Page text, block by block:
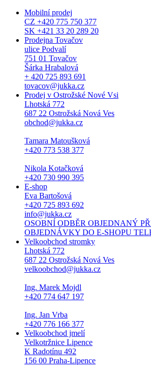
Mobilní prodej
CZ +420 775 750 377
SK +421 33 20 289 20
Prodejna Tovačov
ulice Podvalí
751 01 Tovačov
Šárka Hrabalová
+ 420 725 893 691
tovacov@jukka.cz
Prodej v Ostrožské Nové Vsi
Lhotská 772
687 22 Ostrožská Nová Ves
obchod@jukka.cz
Tamara Matoušková
+420 773 538 377
Nikola Kotačková
+420 730 990 395
E-shop
Eva Bartošová
+420 725 893 692
info@jukka.cz
OSOBNÍ ODBĚR OBJEDNANÝ
OBJEDNÁVKY DO E-SHOPU
Velkoobchod stromky
Lhotská 772
687 22 Ostrožská Nová Ves
velkoobchod@jukka.cz
Ing. Marek Mojdl
+420 774 647 197
Ing. Jan Vrba
+420 776 166 377
Velkoobchod jmelí
Velkotržnice Lipence
K Radotínu 492
156 00 Praha-Lipence